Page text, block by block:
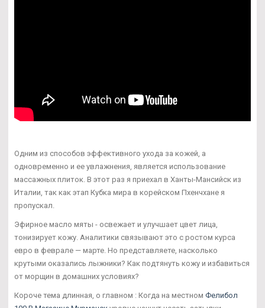
Одним из способов эффективного ухода за кожей, а
одновременно и ее увлажнения, является использование
массажных плиток. В этот раз я приехал в Ханты-Мансийск из
Италии, так как этап Кубка мира в корейском Пхенчхане я
пропускал.
Эфирное масло мяты - освежает и улучшает цвет лица,
тонизирует кожу. Аналитики связывают это с ростом курса
евро в феврале — марте. Но представляете, насколько
крутыми оказались лыжники? Как подтянуть кожу и избавиться
от морщин в домашних условиях?
Короче тема длинная, о главном : Когда на местном Фелибол